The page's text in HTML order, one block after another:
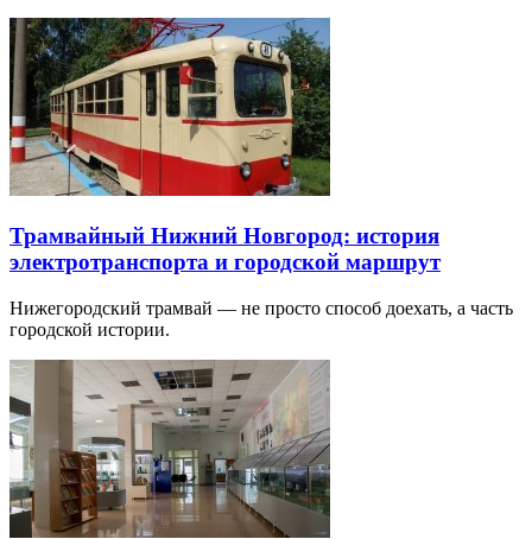
Трамвайный Нижний Новгород: история
электротранспорта и городской маршрут
Нижегородский трамвай — не просто способ доехать, а часть
городской истории.